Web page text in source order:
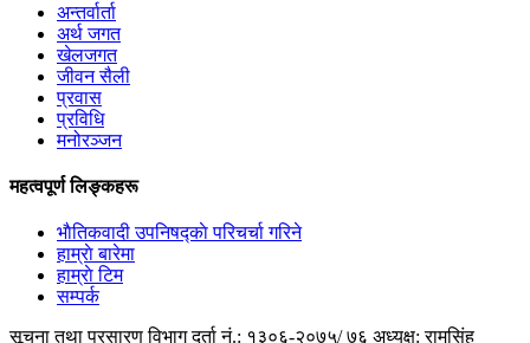
अन्तर्वार्ता
अर्थ जगत
खेलजगत
जीवन सैली
प्रवास
प्रविधि
मनोरञ्जन
महत्वपूर्ण लिङ्कहरू
भाैतिकवादी उपनिषद्काे परिचर्चा गरिने
हाम्राे बारेमा
हाम्राे टिम
सम्पर्क
सूचना तथा प्रसारण विभाग दर्ता नं.: १३०६-२०७५/ ७६ अध्यक्ष: रामसिंह